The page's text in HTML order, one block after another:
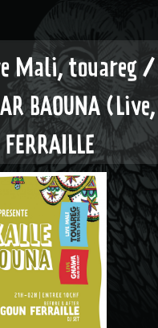
Mali, touareg /
BAOUNA (Live,